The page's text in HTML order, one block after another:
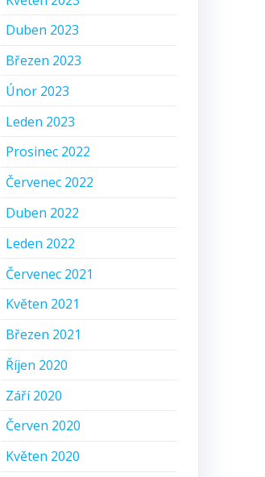
Duben 2023
Březen 2023
Únor 2023
Leden 2023
Prosinec 2022
Červenec 2022
Duben 2022
Leden 2022
Červenec 2021
Květen 2021
Březen 2021
Říjen 2020
Září 2020
Červen 2020
Květen 2020